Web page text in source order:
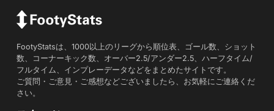
FootyStatsは、1000以上のリーグから順位表、ゴール数、ショット
数、コーナーキック数、オーバー2.5/アンダー2.5、ハーフタイム/
フルタイム、インプレーデータなどをまとめたサイトです。
ご質問・ご意見・ご感想などございましたら、お気軽にご連絡くだ
さい。